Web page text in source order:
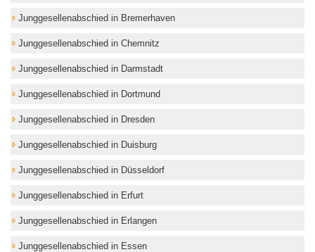
Junggesellenabschied in Bremerhaven
Junggesellenabschied in Chemnitz
Junggesellenabschied in Darmstadt
Junggesellenabschied in Dortmund
Junggesellenabschied in Dresden
Junggesellenabschied in Duisburg
Junggesellenabschied in Düsseldorf
Junggesellenabschied in Erfurt
Junggesellenabschied in Erlangen
Junggesellenabschied in Essen